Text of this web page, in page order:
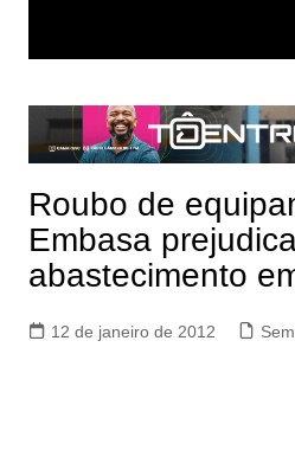
Roubo de
Embasa
abastecimento
12 de janeiro de 2012